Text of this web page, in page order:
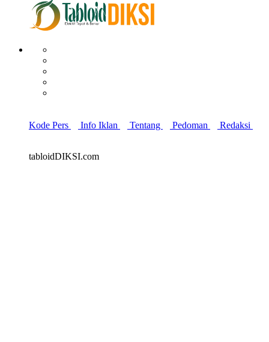
Kode Pers Info Iklan Tentang Pedoman Redaksi
tabloidDIKSI.com